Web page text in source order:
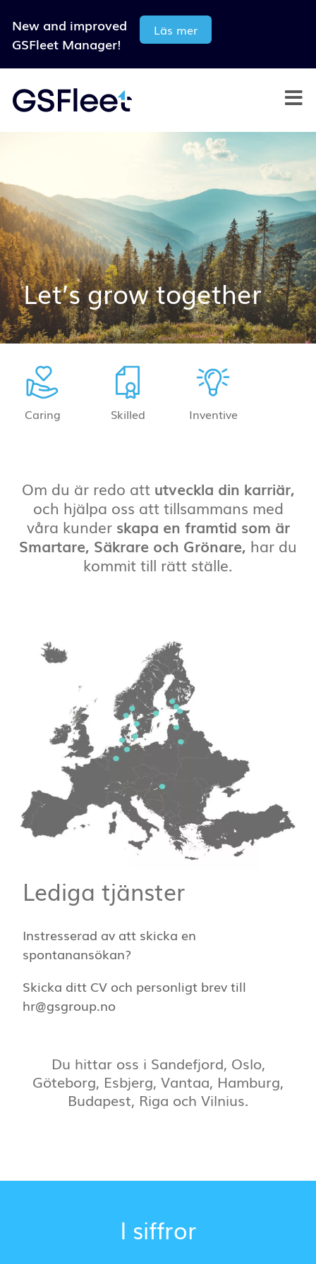
New and improved
GSFleet Manager!
Läs mer
Let’s grow together
Caring Skilled Inventive
Om du är redo att utveckla din karriär,
och hjälpa oss att tillsammans med
våra kunder skapa en framtid som är
Smartare, Säkrare och Grönare, har du
kommit till rätt ställe.
Lediga tjänster
Instresserad av att skicka en
spontanansökan?
Skicka ditt CV och personligt brev till
hr@gsgroup.no
Du hittar oss i Sandefjord, Oslo,
Göteborg, Esbjerg, Vantaa, Hamburg,
Budapest, Riga och Vilnius.
I siffror